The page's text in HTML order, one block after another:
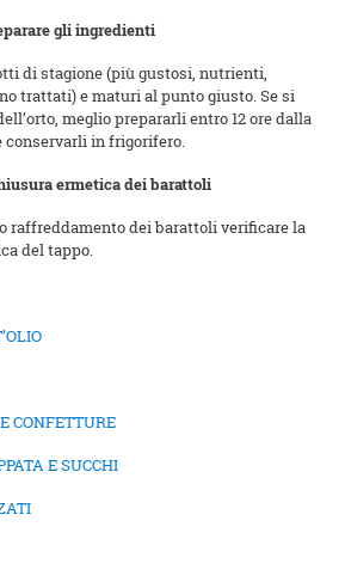
gli ingredienti
di stagione (più gustosi, nutrienti,
trattati) e maturi al punto giusto. Se si
meglio prepararli entro 12 ore dalla
conservarli in frigorifero.
ermetica dei barattoli
raffreddamento dei barattoli verificare la
del tappo.
CONFETTURE
E SUCCHI